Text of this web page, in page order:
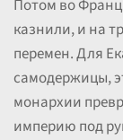
Потом во
казнили, и на
перемен. Для
самодержицы,
монархии
империю под